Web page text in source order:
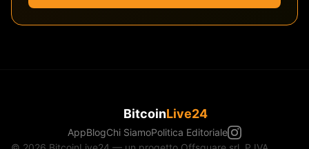
BitcoinLive24
AppBlogChi SiamoPolitica Editoriale